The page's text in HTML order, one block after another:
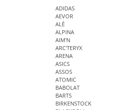
ADIDAS
AEVOR
ALÉ
ALPINA
AIM'N
ARC'TERYX
ARENA
ASICS
ASSOS
ATOMIC
BABOLAT
BARTS
BIRKENSTOCK